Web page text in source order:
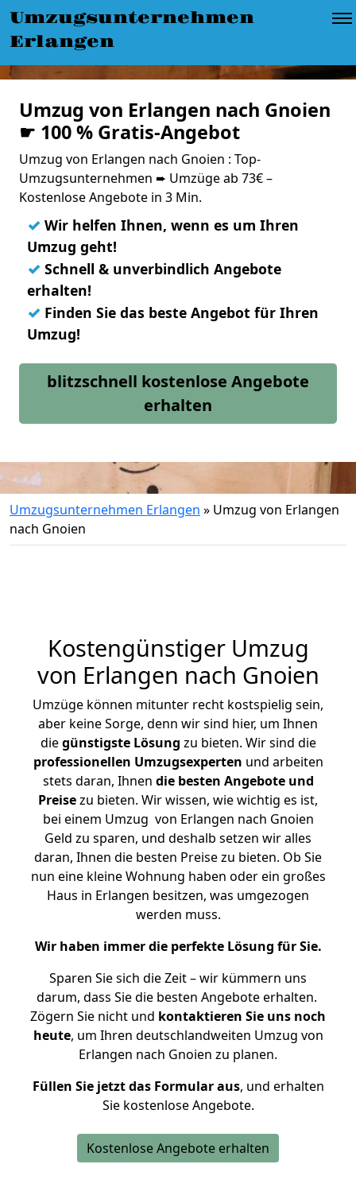
Umzugsunternehmen
Erlangen
Umzug von Erlangen nach Gnoien
☛ 100 % Gratis-Angebot
Umzug von Erlangen nach Gnoien : Top-
Umzugsunternehmen ➨ Umzüge ab 73€ –
Kostenlose Angebote in 3 Min.
✓ Wir helfen Ihnen, wenn es um Ihren
Umzug geht!
✓ Schnell & unverbindlich Angebote
erhalten!
✓ Finden Sie das beste Angebot für Ihren
Umzug!
blitzschnell kostenlose Angebote
erhalten
Umzugsunternehmen Erlangen » Umzug von Erlangen
nach Gnoien
Kostengünstiger Umzug
von Erlangen nach Gnoien
Umzüge können mitunter recht kostspielig sein,
aber keine Sorge, denn wir sind hier, um Ihnen
diegünstigste Lösung zu bieten. Wir sind die
professionellen Umzugsexperten und arbeiten
stets daran, Ihnen die besten Angebote und
Preisezu bieten. Wir wissen, wie wichtig es ist,
bei einem Umzug von Erlangen nach Gnoien
Geld zu sparen, und deshalb setzen wir alles
daran, Ihnen die besten Preise zu bieten. Ob Sie
nun eine kleine Wohnung haben oder ein großes
Haus in Erlangen besitzen, was umgezogen
werden muss.
Wir haben immer die perfekte Lösung für Sie.
Sparen Sie sich die Zeit – wir kümmern uns
darum, dass Sie die besten Angebote erhalten.
Zögern Sie nicht und kontaktieren Sie uns noch
heute, um Ihren deutschlandweiten Umzug von
Erlangen nach Gnoien zu planen.
Füllen Sie jetzt das Formular aus, und erhalten
Sie kostenlose Angebote.
Kostenlose Angebote erhalten